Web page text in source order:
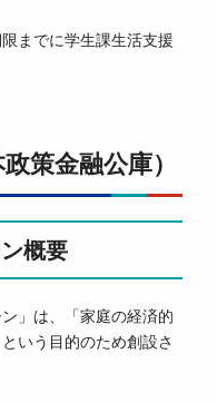
までに学生課生活支援
策金融公庫）
概要
」は、「家庭の経済的
いう目的のため創設さ